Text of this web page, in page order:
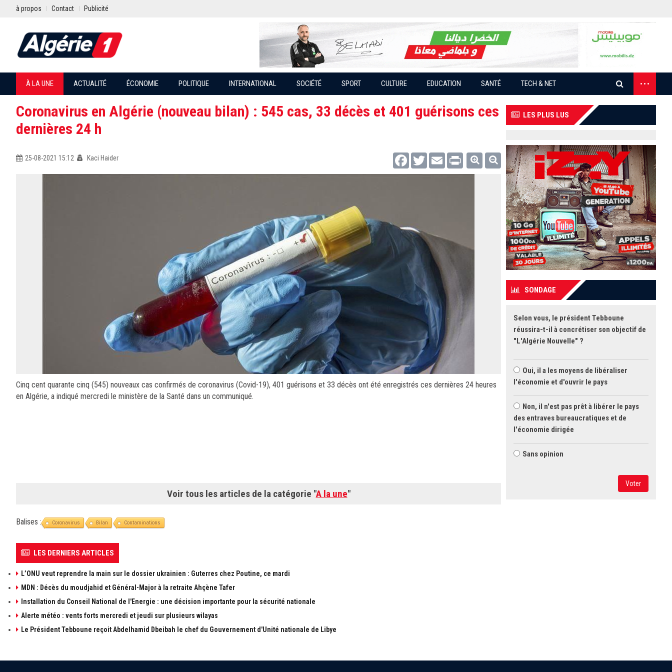
à propos Contact Publicité
À LA UNE ACTUALITÉ ÉCONOMIE POLITIQUE INTERNATIONAL SOCIÉTÉ SPORT CULTURE EDUCATION SANTÉ TECH & NET
...
Coronavirus en Algérie (nouveau bilan) : 545 cas, 33 décès et 401 guérisons ces
dernières 24 h
25-08-2021 15:12 Kaci Haider FacebookTwitter Email Print
Cinq cent quarante cinq (545) nouveaux cas confirmés de coronavirus (Covid-19), 401 guérisons et 33 décès ont été enregistrés ces dernières 24 heures
en Algérie, a indiqué mercredi le ministère de la Santé dans un communiqué.
Voir tous les articles de la catégorie "A la une"
Balises : Coronavirus Bilan Contaminations
LES DERNIERS ARTICLES
L’ONU veut reprendre la main sur le dossier ukrainien : Guterres chez Poutine, ce mardi
MDN : Décès du moudjahid et Général-Major à la retraite Ahçène Tafer
Installation du Conseil National de l'Energie : une décision importante pour la sécurité nationale
Alerte météo : vents forts mercredi et jeudi sur plusieurs wilayas
Le Président Tebboune reçoit Abdelhamid Dbeibah le chef du Gouvernement d'Unité nationale de Libye
LES PLUS LUS
SONDAGE
Selon vous, le président Tebboune
réussira-t-il à concrétiser son objectif de
"L'Algérie Nouvelle" ?
Oui, il a les moyens de libéraliser
l'économie et d'ouvrir le pays
Non, il n'est pas prêt à libérer le pays
des entraves bureaucratiques et de
l'économie dirigée
Sans opinion
Voter